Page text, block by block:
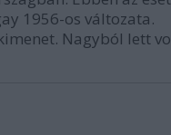
1956-os változata.
Nagyból lett